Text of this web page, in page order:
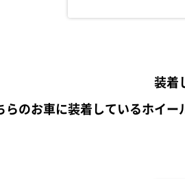
装着
らのお車に装着しているホイー